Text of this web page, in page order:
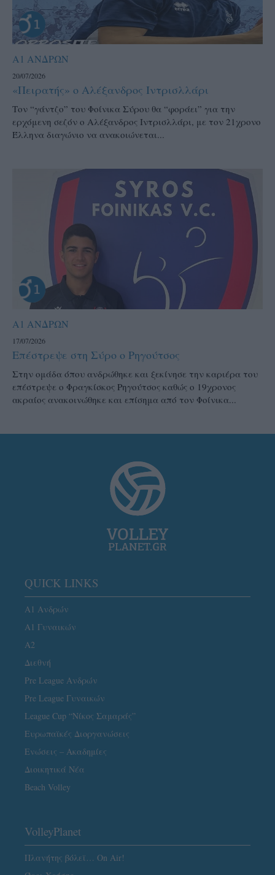
Α1 ΑΝΔΡΩΝ
20/07/2026
«Πειρατής» ο Αλέξανδρος Ιντρισλλάρι
Τον “γάντζο” του Φοίνικα Σύρου θα “φοράει” για την
ερχόμενη σεζόν ο Αλέξανδρος Ιντρισλλάρι, με τον 21χρονο
Έλληνα διαγώνιο να ανακοιώνεται...
Α1 ΑΝΔΡΩΝ
17/07/2026
Επέστρεψε στη Σύρο ο Ρηγούτσος
Στην ομάδα όπου ανδρώθηκε και ξεκίνησε την καριέρα του
επέστρεψε ο Φραγκίσκος Ρηγούτσος καθώς ο 19χρονος
ακραίος ανακοινώθηκε και επίσημα από τον Φοίνικα...
QUICK LINKS
Α1 Ανδρών
Α1 Γυναικών
A2
Διεθνή
Pre League Ανδρών
Pre League Γυναικών
League Cup “Νίκος Σαμαράς”
Ευρωπαϊκές Διοργανώσεις
Ενώσεις – Ακαδημίες
Διοικητικά Νέα
Beach Volley
VolleyPlanet
Πλανήτης βόλεϊ… On Air!